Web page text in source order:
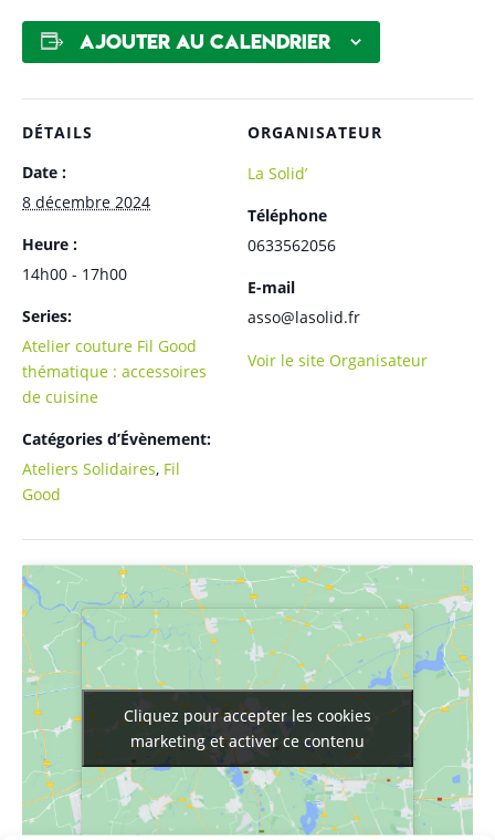
Ajouter au calendrier
DÉTAILS
Date :
8 décembre 2024
Heure :
14h00 - 17h00
Series:
Atelier couture Fil Good
thématique : accessoires
de cuisine
Catégories d’Évènement:
Ateliers Solidaires, Fil
Good
ORGANISATEUR
La Solid’
Téléphone
0633562056
E-mail
asso@lasolid.fr
Voir le site Organisateur
Cliquez pour accepter les cookies
marketing et activer ce contenu
Cliquez pour accepter les cookies
marketing et activer ce contenu